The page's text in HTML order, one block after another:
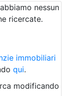
nessun
ricercate.
immobiliari
qui.
modificando